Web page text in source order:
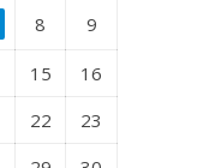
8 9
15
16
22
23